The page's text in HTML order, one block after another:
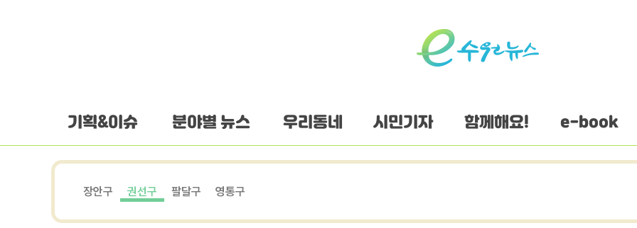
기획&이슈 분야별 뉴스 우리동네 시민기자 함께해요! e-book
장안구 권선구 팔달구 영통구